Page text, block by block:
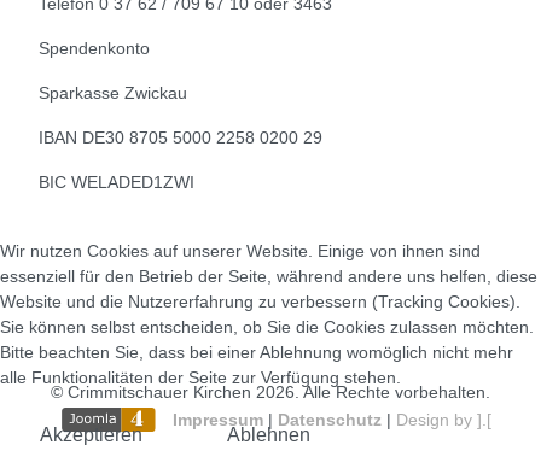
Spendenkonto
Sparkasse Zwickau
IBAN DE30 8705 5000 2258 0200 29
BIC WELADED1ZWI
© Crimmitschauer Kirchen 2026. Alle Rechte vorbehalten.
Impressum| Datenschutz | Design by ].[
Wir nutzen Cookies auf unserer Website. Einige von ihnen sind
essenziell für den Betrieb der Seite, während andere uns helfen, diese
Website und die Nutzererfahrung zu verbessern (Tracking Cookies).
Sie können selbst entscheiden, ob Sie die Cookies zulassen möchten.
Bitte beachten Sie, dass bei einer Ablehnung womöglich nicht mehr
alle Funktionalitäten der Seite zur Verfügung stehen.
Akzeptieren Ablehnen